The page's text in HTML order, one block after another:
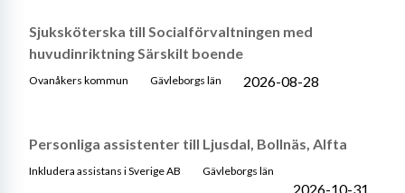
Sjuksköterska till Socialförvaltningen med
huvudinriktning Särskilt boende
Ovanåkers kommun Gävleborgs län 2026-08-28
Personliga assistenter till Ljusdal, Bollnäs, Alfta
Inkludera assistans i Sverige AB Gävleborgs län
2026-10-31